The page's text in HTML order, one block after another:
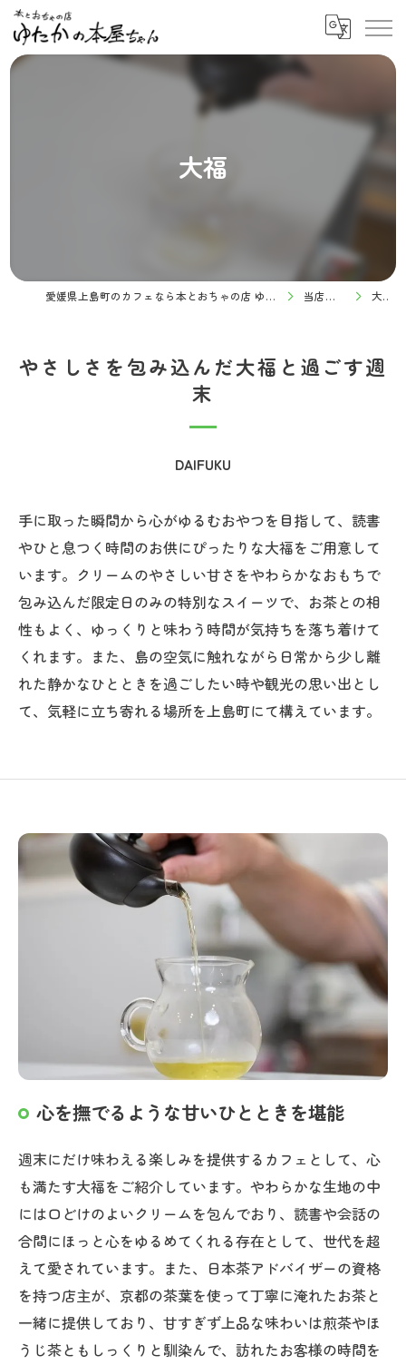
大福
愛媛県上島町のカフェなら本とおちゃの店 ゆたかの本屋ちゃん 当店の特徴 大福
やさしさを包み込んだ大福と過ごす週
末
DAIFUKU
手に取った瞬間から心がゆるむおやつを目指して、読書
やひと息つく時間のお供にぴったりな大福をご用意して
います。クリームのやさしい甘さをやわらかなおもちで
包み込んだ限定日のみの特別なスイーツで、お茶との相
性もよく、ゆっくりと味わう時間が気持ちを落ち着けて
くれます。また、島の空気に触れながら日常から少し離
れた静かなひとときを過ごしたい時や観光の思い出とし
て、気軽に立ち寄れる場所を上島町にて構えています。
心を撫でるような甘いひとときを堪能
週末にだけ味わえる楽しみを提供するカフェとして、心
も満たす大福をご紹介しています。やわらかな生地の中
には口どけのよいクリームを包んでおり、読書や会話の
合間にほっと心をゆるめてくれる存在として、世代を超
えて愛されています。また、日本茶アドバイザーの資格
を持つ店主が、京都の茶葉を使って丁寧に淹れたお茶と
一緒に提供しており、甘すぎず上品な味わいは煎茶やほ
うじ茶ともしっくりと馴染んで、訪れたお客様の時間を